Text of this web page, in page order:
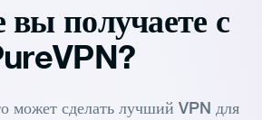
получаете с
может сделать лучший VPN для